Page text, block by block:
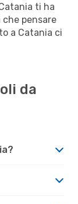
ti ha
pensare
a Catania ci
da